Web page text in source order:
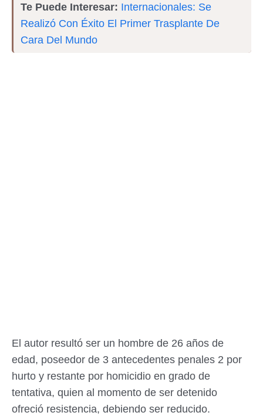
Te Puede Interesar: Internacionales: Se
Realizó Con Éxito El Primer Trasplante De
Cara Del Mundo
El autor resultó ser un hombre de 26 años de
edad, poseedor de 3 antecedentes penales 2 por
hurto y restante por homicidio en grado de
tentativa, quien al momento de ser detenido
ofreció resistencia, debiendo ser reducido.